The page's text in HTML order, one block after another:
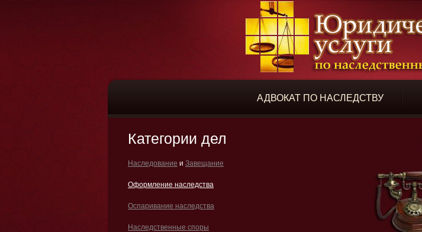
АДВОКАТ ПО НАСЛЕДСТВУ
Категории дел
Наследование и Завещание
Оформление наследства
Оспаривание наследства
Наследственные споры